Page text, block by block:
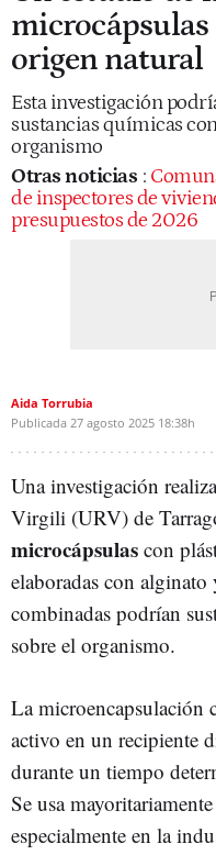
microcápsulas
origen natural
Esta investigación
sustancias químicas
organismo
Otras noticias :
de inspectores de
presupuestos de 2026
Aida Torrubia
Publicada 27 agosto 2025 18:38h
Una investigación
Virgili (URV) de
microcápsulas con
elaboradas con alginato
combinadas podrían
sobre el organismo.
La microencapsulación
activo en un recipiente
durante un tiempo
Se usa
especialmente en la